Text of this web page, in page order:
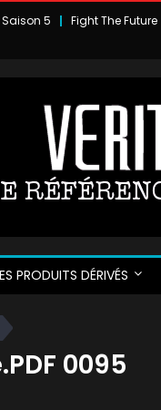
Saison 5 Fight The Future
PRODUITS DÉRIVÉS
0095